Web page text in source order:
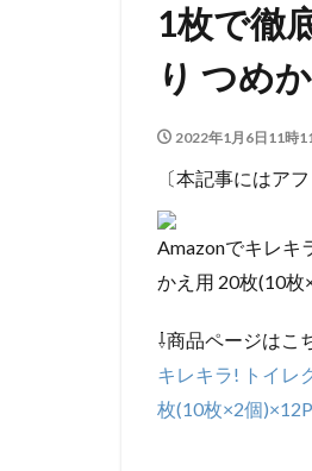
1枚で徹
り つめ
2022年1月6日11時
〔本記事にはア
Amazonでキレキ
かえ用 20枚(10枚
⇩商品ページはこ
キレキラ! トイレ
枚(10枚×2個)×12P